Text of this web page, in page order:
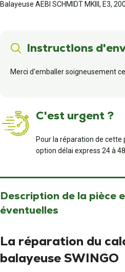
Balayeuse AEBI SCHMIDT MKIII, E3,
Instructions
Merci d'emballer soigneusement
C'est urgent ?
Pour la réparation de cette
option délai express 24 à
Description de la pièce
éventuelles
La réparation du
balayeuse SWINGO